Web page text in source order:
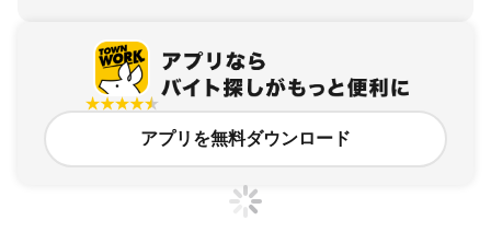
アプリを無料ダウンロード